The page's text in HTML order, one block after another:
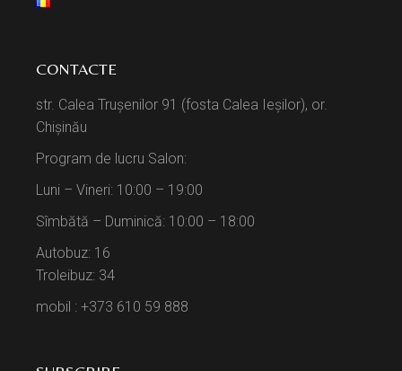
CONTACTE
str. Calea Trușenilor 91 (fosta Calea Ieșilor), or.
Chișinău
Program de lucru Salon:
Luni – Vineri: 10:00 – 19:00
Sîmbătă – Duminică: 10:00 – 18:00
Autobuz: 16
Troleibuz: 34
mobil : +373 610 59 888